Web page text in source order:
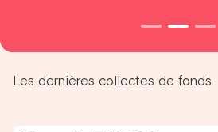
Les dernières collectes de fonds